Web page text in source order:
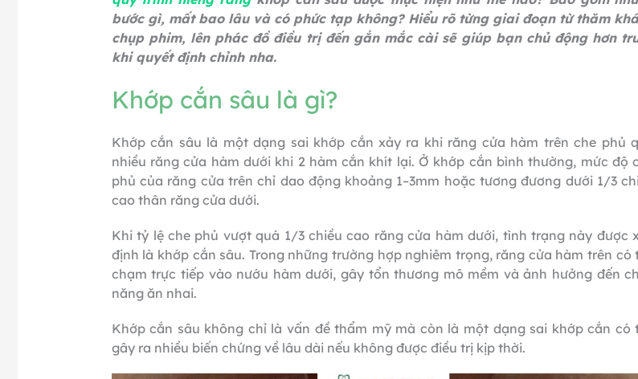
bước gì, mất bao lâu và có phức tạp không? Hiểu rõ từng giai đoạn từ thăm
chụp phim, lên phác đồ điều trị đến gắn mắc cài sẽ giúp bạn chủ động hơn
khi quyết định chỉnh nha.
Khớp cắn sâu là gì?
Khớp cắn sâu là một dạng sai khớp cắn xảy ra khi răng cửa hàm trên che phủ
nhiều răng cửa hàm dưới khi 2 hàm cắn khít lại. Ở khớp cắn bình thường, mức độ
phủ của răng cửa trên chỉ dao động khoảng 1–3mm hoặc tương đương dưới 1/3
cao thân răng cửa dưới.
Khi tỷ lệ che phủ vượt quá 1/3 chiều cao răng cửa hàm dưới, tình trạng này được
định là khớp cắn sâu. Trong những trường hợp nghiêm trọng, răng cửa hàm trên có
chạm trực tiếp vào nướu hàm dưới, gây tổn thương mô mềm và ảnh hưởng đến
năng ăn nhai.
Khớp cắn sâu không chỉ là vấn đề thẩm mỹ mà còn là một dạng sai khớp cắn có
gây ra nhiều biến chứng về lâu dài nếu không được điều trị kịp thời.